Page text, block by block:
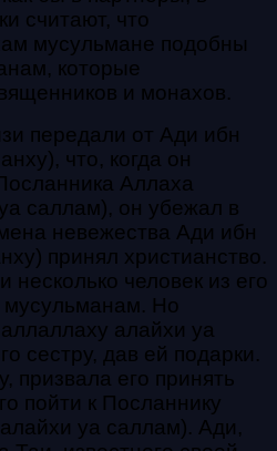
считают, что
мусульмане подобны
которые
и монахов.
передали от Ади ибн
что, когда он
Аллаха
саллам), он убежал в
невежества Ади ибн
принял христианство.
человек из его
мусульманам. Но
алайхи уа
сестру, дав ей подарки.
призвала его принять
пойти к Посланнику
уа саллам). Ади,